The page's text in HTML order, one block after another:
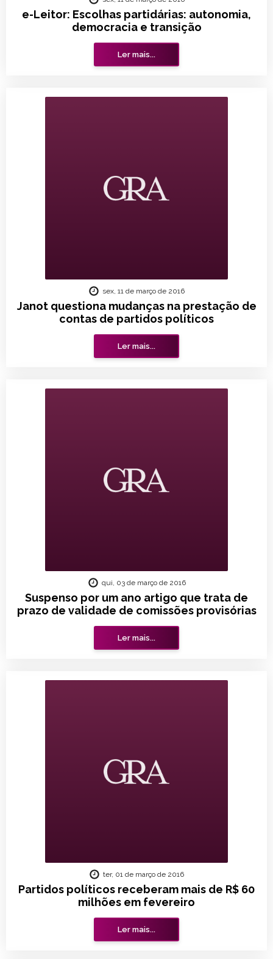
e-Leitor: Escolhas partidárias: autonomia,
democracia e transição
Ler mais...
Janot questiona mudanças na prestação de
contas de partidos políticos
sex, 11 de março de 2016
Ler mais...
Suspenso por um ano artigo que trata de
prazo de validade de comissões provisórias
qui, 03 de março de 2016
Ler mais...
Partidos políticos receberam mais de R$ 60
milhões em fevereiro
ter, 01 de março de 2016
Ler mais...